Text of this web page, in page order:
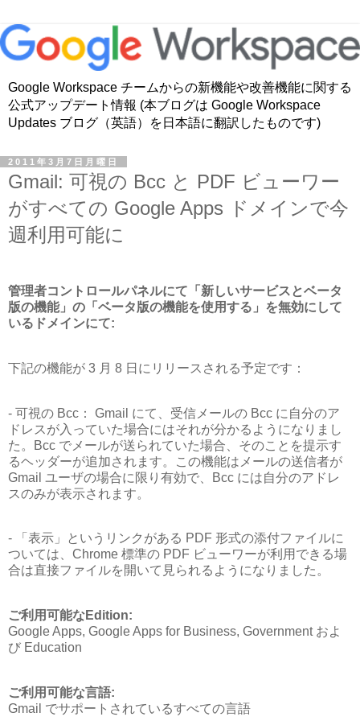
Google Workspace チームからの新機能や改善機能に関する
公式アップデート情報 (本ブログは Google Workspace
Updates ブログ（英語）を日本語に翻訳したものです)
2011年3月7日月曜日
Gmail: 可視の Bcc と PDF ビューワー
がすべての Google Apps ドメインで今
週利用可能に
管理者コントロールパネルにて「新しいサービスとベータ
版の機能」の「ベータ版の機能を使用する」を無効にして
いるドメインにて:
下記の機能が 3 月 8 日にリリースされる予定です：
- 可視の Bcc： Gmail にて、受信メールの Bcc に自分のア
ドレスが入っていた場合にはそれが分かるようになりまし
た。Bcc でメールが送られていた場合、そのことを提示す
るヘッダーが追加されます。この機能はメールの送信者が
Gmail ユーザの場合に限り有効で、Bcc には自分のアドレ
スのみが表示されます。
- 「表示」というリンクがある PDF 形式の添付ファイルに
ついては、Chrome 標準の PDF ビューワーが利用できる場
合は直接ファイルを開いて見られるようになりました。
ご利用可能なEdition:
Google Apps, Google Apps for Business, Government およ
び Education
ご利用可能な言語:
Gmail でサポートされているすべての言語